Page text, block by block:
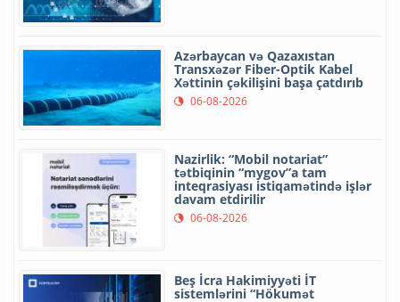
Azərbaycan və Qazaxıstan
Transxəzər Fiber-Optik Kabel
Xəttinin çəkilişini başa çatdırıb
06-08-2026
Nazirlik: “Mobil notariat”
tətbiqinin “mygov”a tam
inteqrasiyası istiqamətində işlər
davam etdirilir
06-08-2026
Beş İcra Hakimiyyəti İT
sistemlərini “Hökumət